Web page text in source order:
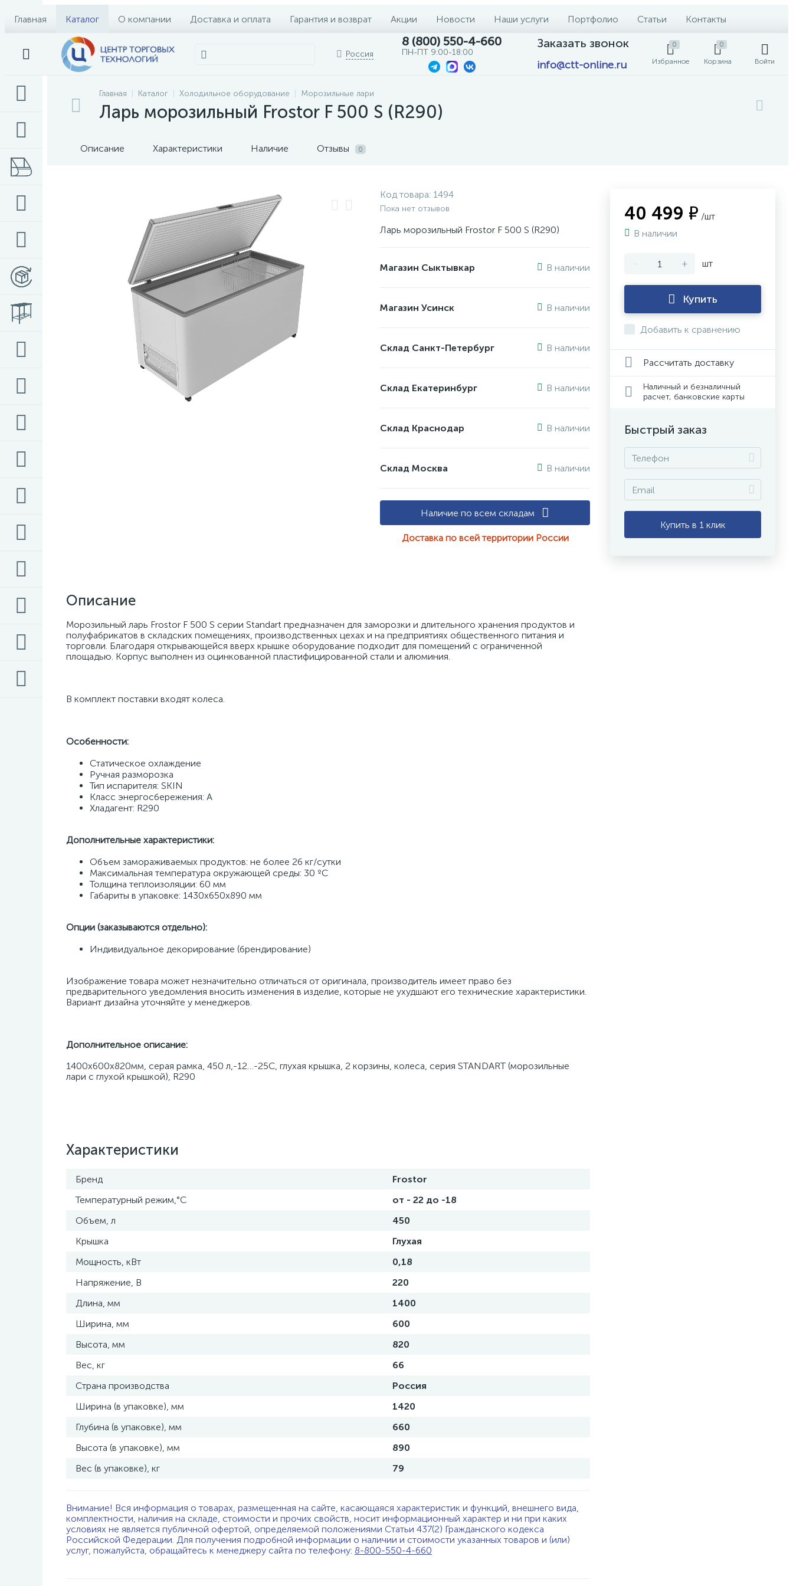
Главная Каталог О компании Доставка и оплата Гарантия и возврат Акции Новости Наши услуги Портфолио Статьи Контакты
Россия
8 (800) 550-4-660
ПН-ПТ 9:00-18:00
Заказать звонок
info@ctt-online.ru
0
Избранное
0
Корзина Войти
Главная Каталог Холодильное оборудование Морозильные лари
Ларь морозильный Frostor F 500 S (R290)
Описание Характеристики Наличие Отзывы 0
Код товара: 1494
Пока нет отзывов
Ларь морозильный Frostor F 500 S (R290)
Магазин Сыктывкар В наличии
Магазин Усинск В наличии
Склад Санкт-Петербург В наличии
Склад Екатеринбург В наличии
Склад Краснодар В наличии
Склад Москва В наличии
Наличие по всем складам
Доставка по всей территории России
Описание
Морозильный ларь Frostor F 500 S серии Standart предназначен для заморозки и длительного хранения продуктов и
полуфабрикатов в складских помещениях, производственных цехах и на предприятиях общественного питания и
торговли. Благодаря открывающейся вверх крышке оборудование подходит для помещений с ограниченной
площадью. Корпус выполнен из оцинкованной пластифицированной стали и алюминия.
В комплект поставки входят колеса.
Особенности:
Статическое охлаждение
Ручная разморозка
Тип испарителя: SKIN
Класс энергосбережения: А
Хладагент: R290
Дополнительные характеристики:
Объем замораживаемых продуктов: не более 26 кг/сутки
Максимальная температура окружающей среды: 30 ºC
Толщина теплоизоляции: 60 мм
Габариты в упаковке: 1430х650х890 мм
Опции (заказываются отдельно):
Индивидуальное декорирование (брендирование)
Изображение товара может незначительно отличаться от оригинала, производитель имеет право без
предварительного уведомления вносить изменения в изделие, которые не ухудшают его технические характеристики.
Вариант дизайна уточняйте у менеджеров.
Дополнительное описание:
1400х600х820мм, серая рамка, 450 л,-12…-25C, глухая крышка, 2 корзины, колеса, серия STANDART (морозильные
лари с глухой крышкой), R290
Характеристики
Бренд
Frostor
Температурный режим,°С
от - 22 до -18
Объем, л
450
Крышка
Глухая
Мощность, кВт
0,18
Напряжение, В
220
Длина, мм
1400
Ширина, мм
600
Высота, мм
820
Вес, кг
66
Страна производства
Россия
Ширина (в упаковке), мм
1420
Глубина (в упаковке), мм
660
Высота (в упаковке), мм
890
Вес (в упаковке), кг
79
Внимание! Вся информация о товарах, размещенная на сайте, касающаяся характеристик и функций, внешнего вида,
комплектности, наличия на складе, стоимости и прочих свойств, носит информационный характер и ни при каких
условиях не является публичной офертой, определяемой положениями Статьи 437(2) Гражданского кодекса
Российской Федерации. Для получения подробной информации о наличии и стоимости указанных товаров и (или)
услуг, пожалуйста, обращайтесь к менеджеру сайта по телефону: 8-800-550-4-660
40 499 ₽ /шт
В наличии
- + шт
Купить
Добавить к сравнению
Рассчитать доставку
Наличный и безналичный
расчет, банковские карты
Быстрый заказ
Купить в 1 клик